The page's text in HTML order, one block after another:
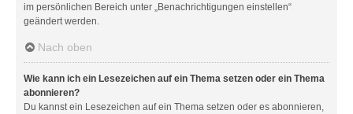
im persönlichen Bereich unter „Benachrichtigungen einstellen“
geändert werden.
Nach oben
Wie kann ich ein Lesezeichen auf ein Thema setzen oder ein Thema
abonnieren?
Du kannst ein Lesezeichen auf ein Thema setzen oder es abonnieren,